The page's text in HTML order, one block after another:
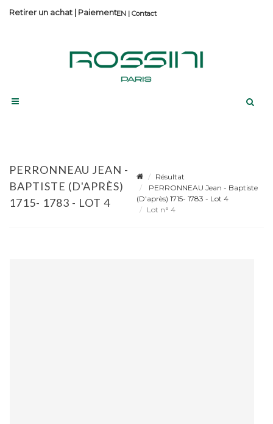
Contact
Retirer un achat | Paiement
PERRONNEAU JEAN -
BAPTISTE (D'APRÈS)
1715- 1783 - LOT 4
Résultat
PERRONNEAU Jean - Baptiste
(D'après) 1715- 1783 - Lot 4
Lot n° 4